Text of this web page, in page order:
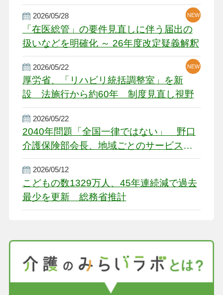
厳しい経営環境に危機感
2026/05/28
「在医総管」の要件見直しに伴う届出の
扱いなどを明確化 ～ 26年度改定疑義解釈
NEW
NEW
2026/05/22
厚労省、「リハビリ統括調整室」を新
設 法施行から約60年 制度見直し視野
NEW
2026/05/22
2040年問題「全国一律ではない」 野口
介護保険部会長、地域ごとのサービス基
盤整備を促す
2026/05/12
こどもの数1329万人、45年連続減で過去
最少を更新 総務省推計